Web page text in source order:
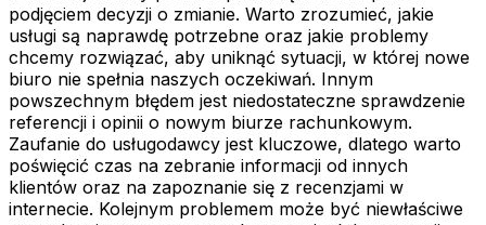
podjęciem decyzji o zmianie. Warto zrozumieć, jakie
usługi są naprawdę potrzebne oraz jakie problemy
chcemy rozwiązać, aby uniknąć sytuacji, w której nowe
biuro nie spełnia naszych oczekiwań. Innym
powszechnym błędem jest niedostateczne sprawdzenie
referencji i opinii o nowym biurze rachunkowym.
Zaufanie do usługodawcy jest kluczowe, dlatego warto
poświęcić czas na zebranie informacji od innych
klientów oraz na zapoznanie się z recenzjami w
internecie. Kolejnym problemem może być niewłaściwe